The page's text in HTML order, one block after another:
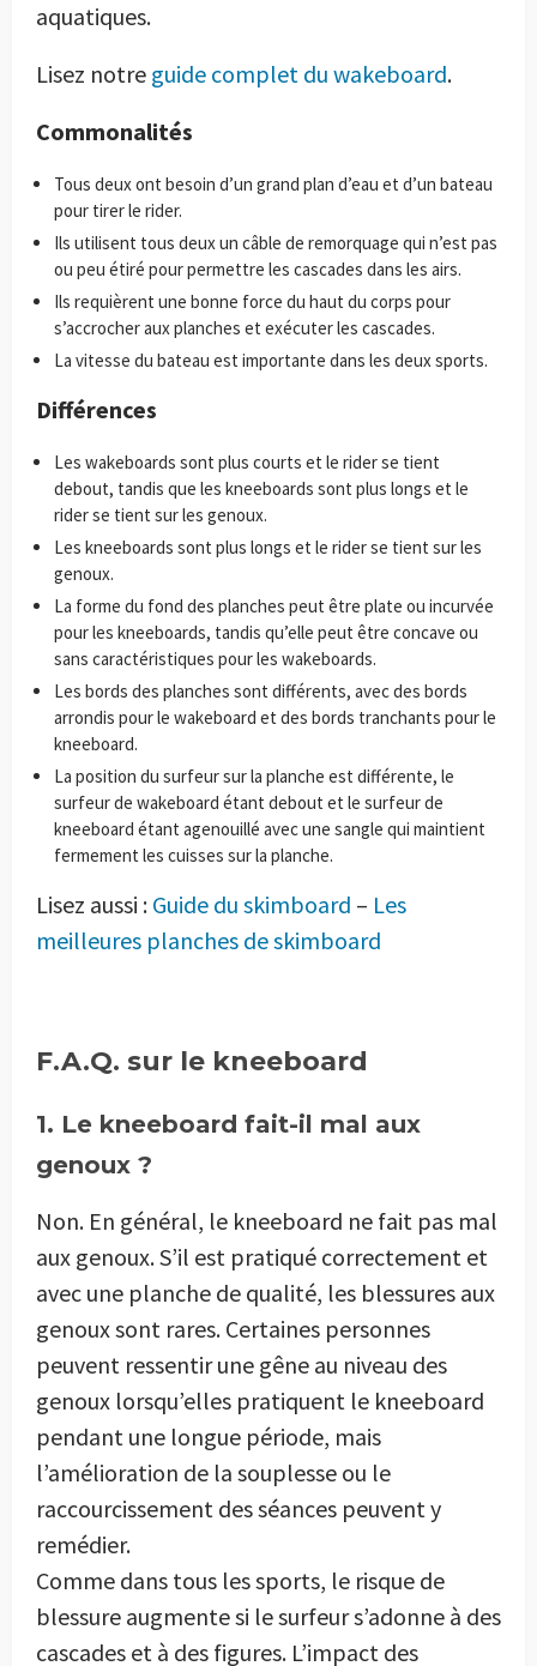
aquatiques.
Lisez notre guide complet du wakeboard.
Commonalités
Tous deux ont besoin d’un grand plan d’eau et d’un bateau
pour tirer le rider.
Ils utilisent tous deux un câble de remorquage qui n’est pas
ou peu étiré pour permettre les cascades dans les airs.
Ils requièrent une bonne force du haut du corps pour
s’accrocher aux planches et exécuter les cascades.
La vitesse du bateau est importante dans les deux sports.
Différences
Les wakeboards sont plus courts et le rider se tient
debout, tandis que les kneeboards sont plus longs et le
rider se tient sur les genoux.
Les kneeboards sont plus longs et le rider se tient sur les
genoux.
La forme du fond des planches peut être plate ou incurvée
pour les kneeboards, tandis qu’elle peut être concave ou
sans caractéristiques pour les wakeboards.
Les bords des planches sont différents, avec des bords
arrondis pour le wakeboard et des bords tranchants pour le
kneeboard.
La position du surfeur sur la planche est différente, le
surfeur de wakeboard étant debout et le surfeur de
kneeboard étant agenouillé avec une sangle qui maintient
fermement les cuisses sur la planche.
Lisez aussi : Guide du skimboard – Les
meilleures planches de skimboard
F.A.Q. sur le kneeboard
1. Le kneeboard fait-il mal aux
genoux ?
Non. En général, le kneeboard ne fait pas mal
aux genoux. S’il est pratiqué correctement et
avec une planche de qualité, les blessures aux
genoux sont rares. Certaines personnes
peuvent ressentir une gêne au niveau des
genoux lorsqu’elles pratiquent le kneeboard
pendant une longue période, mais
l’amélioration de la souplesse ou le
raccourcissement des séances peuvent y
remédier.
Comme dans tous les sports, le risque de
blessure augmente si le surfeur s’adonne à des
cascades et à des figures. L’impact des